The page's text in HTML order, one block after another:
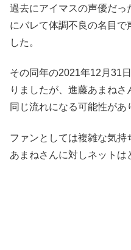
過去にアイマスの声優だっ
にバレて体調不良の名目で
した。
その同年の2021年12月31
りましたが、進藤あまねさ
同じ流れになる可能性があ
ファンとしては複雑な気
あまねさんに対しネットは